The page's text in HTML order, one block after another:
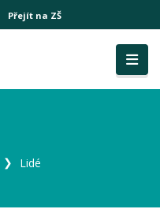
Přejít na ZŠ
Lidé